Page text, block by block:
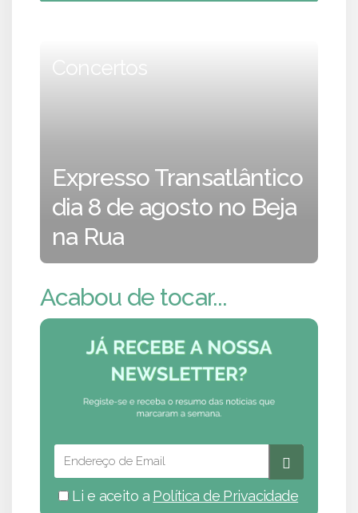
Concertos
Expresso Transatlântico
dia 8 de agosto no Beja
na Rua
Acabou de tocar...
Li e aceito a Política de Privacidade